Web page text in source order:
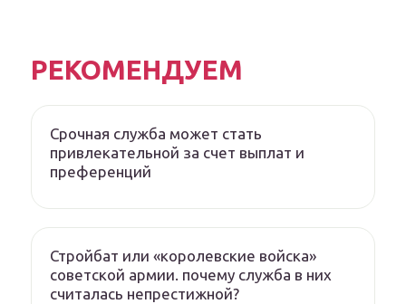
РЕКОМЕНДУЕМ
Срочная служба может стать
привлекательной за счет выплат и
преференций
Стройбат или «королевские войска»
советской армии. почему служба в них
считалась непрестижной?